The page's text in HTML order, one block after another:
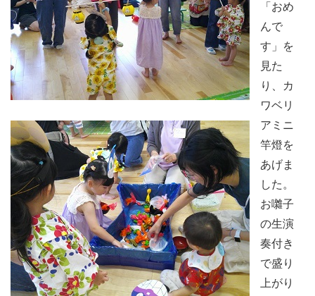
「おめ
んで
す」を
見た
り、カ
ワベリ
アミニ
竿燈を
あげま
した。
お囃子
の生演
奏付き
で盛り
上がり